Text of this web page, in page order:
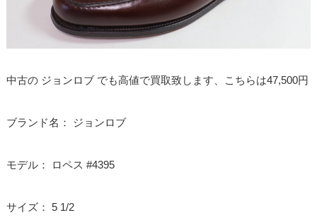
中古の ジョンロブ でも高値で買取致します、こちらは47,500円
ブランド名： ジョンロブ
モデル： ロペス #4395
サイズ： 5 1/2